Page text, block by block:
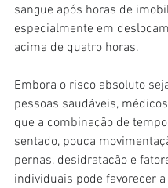
sangue após horas de
especialmente em
acima de quatro horas.
Embora o risco absoluto
pessoas saudáveis,
que a combinação de
sentado, pouca
pernas, desidratação e
individuais pode favorecer